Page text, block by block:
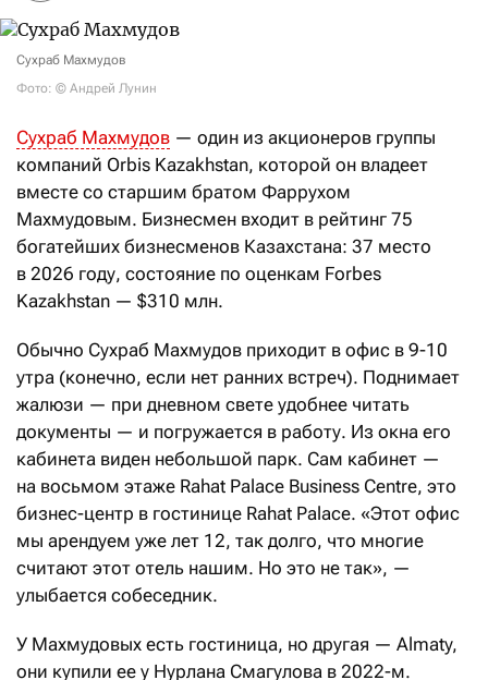
Сухраб Махмудов
Фото: © Андрей Лунин
Сухраб Махмудов — один из акционеров группы
компаний Orbis Kazakhstan, которой он владеет
вместе со старшим братом Фаррухом
Махмудовым. Бизнесмен входит в рейтинг 75
богатейших бизнесменов Казахстана: 37 место
в 2026 году, состояние по оценкам Forbes
Kazakhstan — $310 млн.
Обычно Сухраб Махмудов приходит в офис в 9-10
утра (конечно, если нет ранних встреч). Поднимает
жалюзи — при дневном свете удобнее читать
документы — и погружается в работу. Из окна его
кабинета виден небольшой парк. Сам кабинет —
на восьмом этаже Rahat Palace Business Centre, это
бизнес-центр в гостинице Rahat Palace. «Этот офис
мы арендуем уже лет 12, так долго, что многие
считают этот отель нашим. Но это не так», —
улыбается собеседник.
У Махмудовых есть гостиница, но другая — Almaty,
они купили ее у Нурлана Смагулова в 2022-м.